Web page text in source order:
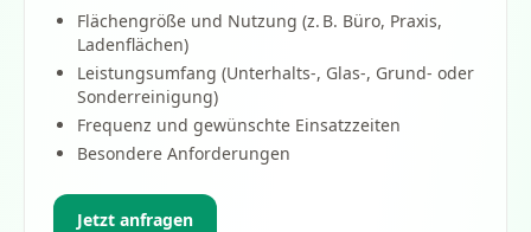
Flächengröße und Nutzung (z. B. Büro, Praxis,
Ladenflächen)
Leistungsumfang (Unterhalts-, Glas-, Grund- oder
Sonderreinigung)
Frequenz und gewünschte Einsatzzeiten
Besondere Anforderungen
Jetzt anfragen